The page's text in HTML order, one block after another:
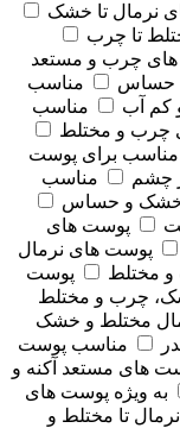
نرمال تا خشک
تا چرب
چرب و مستعد
حساس
مناسب
کم آب
مناسب
چرب و مختلط
مناسب برای پوست
چشم
مناسب
خشک و حساس
پوست های
پوست های نرمال
مختلط
پوست
چرب و مختلط
مختلط و خشک
مناسب پوست
های مستعد آکنه و
به ویژه پوست های
تا مختلط و